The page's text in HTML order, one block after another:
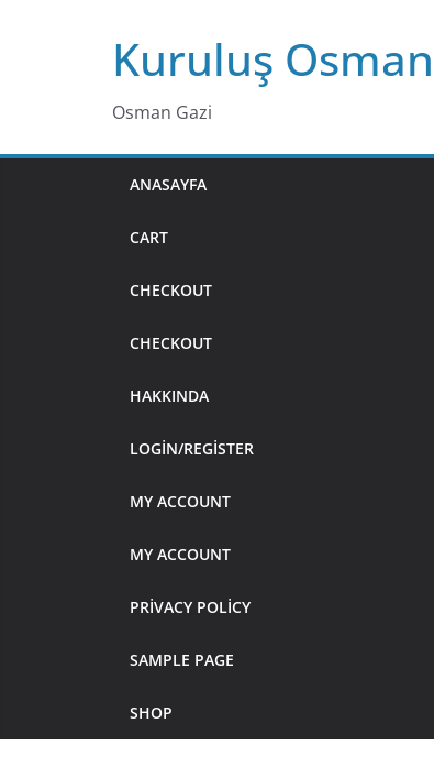
Kuruluş Osman
Osman Gazi
ANASAYFA
CART
CHECKOUT
CHECKOUT
HAKKINDA
LOGIN/REGISTER
MY ACCOUNT
MY ACCOUNT
PRIVACY POLICY
SAMPLE PAGE
SHOP